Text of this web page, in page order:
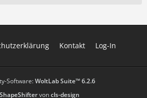
Kontakt Log-In
Software:WoltLab Suite™ 6.2.6
ShapeShiftervoncls-design